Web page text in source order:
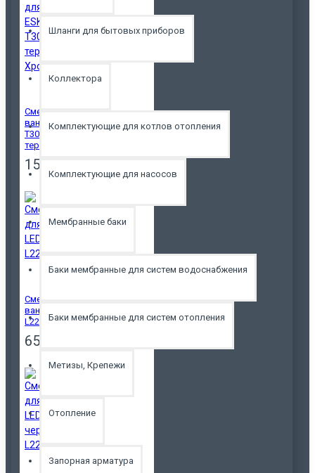
Шланги для бытовых приборов
Коллектора
Комплектующие для котлов отопления
Комплектующие для насосов
Мембранные баки
Баки мембранные для систем водоснабжения
Баки мембранные для систем отопления
Метизы, Крепежи
Отопление
Запорная арматура
Смеситель для
ванны ESKO Mikros
T3054 с
термостатом Хром
15500р.
Смеситель для
ванны LEDEME
L2248
6500р.